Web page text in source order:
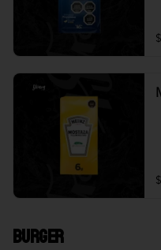
Burger